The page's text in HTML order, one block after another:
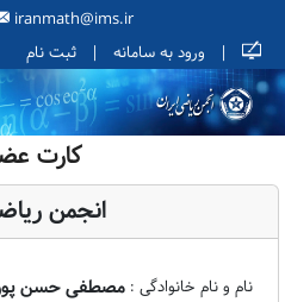
iranmath@ims.ir
|
ورود به سامانه | ثبت نام
کارت
انجمن
نام و نام خانوادگی : مصطفی حسن